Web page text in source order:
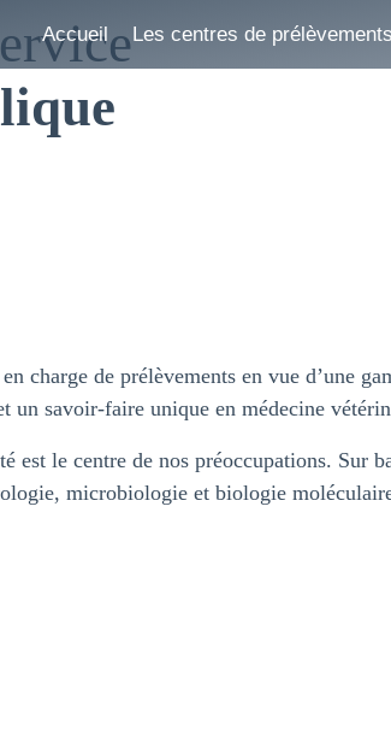
Accueil Les centres de prélèvements
charge de prélèvements en vue d’une
un savoir-faire unique en médecine
est le centre de nos préoccupations. Sur
microbiologie et biologie